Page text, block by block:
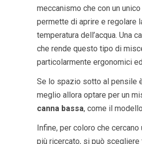
meccanismo che con un
permette di aprire e regolare
temperatura dell’acqua. Una
che rende questo tipo di
particolarmente ergonomici
Se lo spazio sotto al pensile
meglio allora optare per un
canna bassa, come il modello
Infine, per coloro che cercano
più ricercato, si può